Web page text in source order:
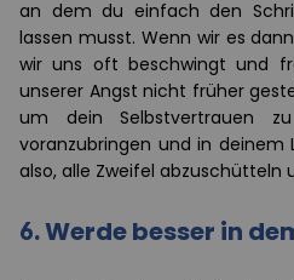
an dem du einfach den
lassen musst. Wenn wir es
wir uns oft beschwingt und
unserer Angst nicht früher
um dein Selbstvertrauen
voranzubringen und in deinem
also, alle Zweifel abzuschütteln
6. Werde besser in